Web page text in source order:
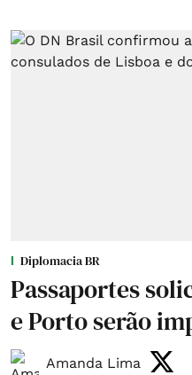
Diplomacia BR
Passaportes
e Porto serão
Amanda Lima